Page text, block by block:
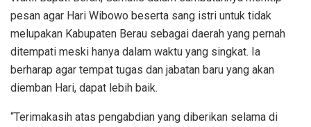
pesan agar Hari Wibowo beserta sang istri untuk tidak
melupakan Kabupaten Berau sebagai daerah yang pernah
ditempati meski hanya dalam waktu yang singkat. Ia
berharap agar tempat tugas dan jabatan baru yang akan
diemban Hari, dapat lebih baik.
“Terimakasih atas pengabdian yang diberikan selama di